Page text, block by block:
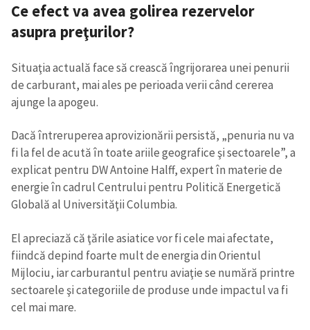
Trimite o informație
Despre ZdG
Ce efect va avea golirea rezervelor
asupra preţurilor?
Situaţia actuală face să crească îngrijorarea unei penurii
de carburant, mai ales pe perioada verii când cererea
ajunge la apogeu.
Dacă întreruperea aprovizionării persistă, „penuria nu va
fi la fel de acută în toate ariile geografice şi sectoarele”, a
explicat pentru DW Antoine Halff, expert în materie de
energie în cadrul Centrului pentru Politică Energetică
Globală al Universităţii Columbia.
El apreciază că ţările asiatice vor fi cele mai afectate,
fiindcă depind foarte mult de energia din Orientul
Mijlociu, iar carburantul pentru aviaţie se numără printre
sectoarele şi categoriile de produse unde impactul va fi
cel mai mare.